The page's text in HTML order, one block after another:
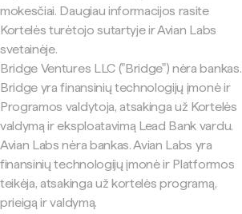
mokesčiai. Daugiau informacijos rasite
Kortelės turėtojo sutartyje ir Avian Labs
svetainėje.
Bridge Ventures LLC ("Bridge") nėra bankas.
Bridge yra finansinių technologijų įmonė ir
Programos valdytoja, atsakinga už Kortelės
valdymą ir eksploatavimą Lead Bank vardu.
Avian Labs nėra bankas. Avian Labs yra
finansinių technologijų įmonė ir Platformos
teikėja, atsakinga už kortelės programą,
prieigą ir valdymą.